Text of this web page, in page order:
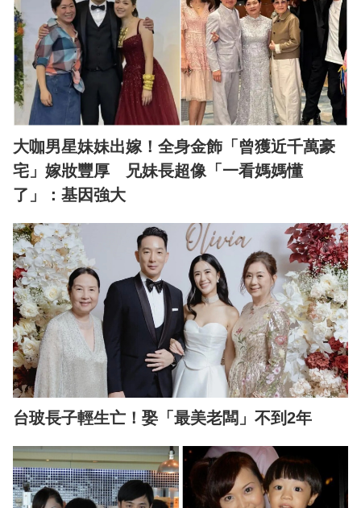
大咖男星妹妹出嫁！全身金飾「曾獲近千萬豪
宅」嫁妝豐厚 兄妹長超像「一看媽媽懂
了」：基因強大
台玻長子輕生亡！娶「最美老闆」不到2年